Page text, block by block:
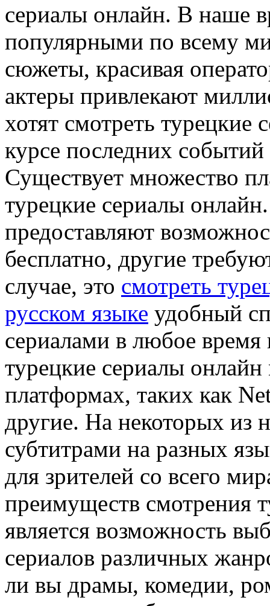
сeриaлы онлайн. В наше
популярными по всему
сюжеты, красивая
актеры привлекают
хотят смотреть
курсе последних
Существует множество
турецкие сериалы
предоставляют
бесплатно, другие
случае, это смотреть
русском языке удобный
сериалами в любое
турецкие сериалы
платформах, таких как
другие. На некоторых из
субтитрами на разных
для зрителей со всего
преимуществ смотрения
является возможность
сериалов различных
ли вы драмы, комедии,